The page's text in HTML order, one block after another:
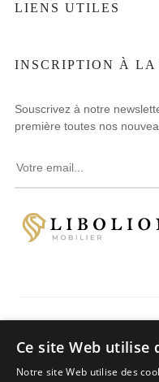
LIENS UTILES
INSCRIPTION À LA
Souscrivez à notre
première toutes nos
4.8/
Ce site Web utilise
Notre site Web utilise des